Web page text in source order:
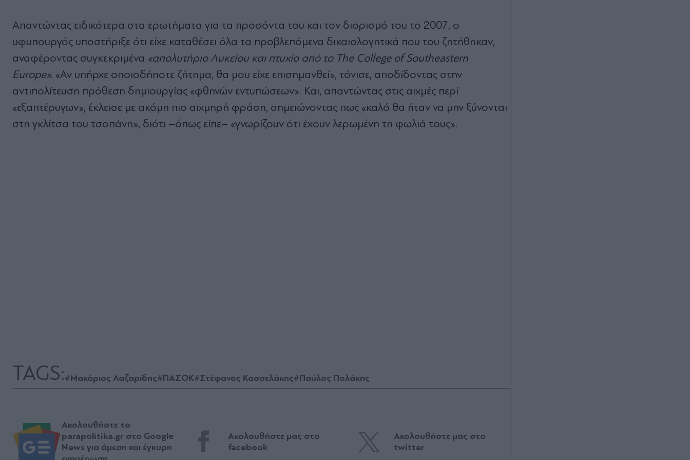
Απαντώντας ειδικότερα στα ερωτήματα για τα προσόντα του και τον διορισμό του το 2007, ο
υφυπουργός υποστήριξε ότι είχε καταθέσει όλα τα προβλεπόμενα δικαιολογητικά που του ζητήθηκαν,
αναφέροντας συγκεκριμένα «απολυτήριο Λυκείου και πτυχίο από το The College of Southeastern
Europe». «Αν υπήρχε οποιοδήποτε ζήτημα, θα μου είχε επισημανθεί», τόνισε, αποδίδοντας στην
αντιπολίτευση πρόθεση δημιουργίας «φθηνών εντυπώσεων». Και, απαντώντας στις αιχμές περί
«εξαπτέρυγων», έκλεισε με ακόμη πιο αιχμηρή φράση, σημειώνοντας πως «καλό θα ήταν να μην ξύνονται
στη γκλίτσα του τσοπάνη», διότι –όπως είπε– «γνωρίζουν ότι έχουν λερωμένη τη φωλιά τους».
TAGS:#Μακάριος Λαζαρίδης#ΠΑΣΟΚ#Στέφανος Κασσελάκης#Παύλος Πολάκης
Ακολουθήστε το
parapolitika.gr στο Google
News για άμεση και έγκυρη
Ακολουθήστε μας στο
facebook
Ακολουθήστε μας στο
twitter